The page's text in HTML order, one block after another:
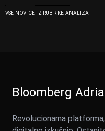
VSE NOVICE IZ RUBRIKE ANALIZA
Bloomberg
Revolucionarna